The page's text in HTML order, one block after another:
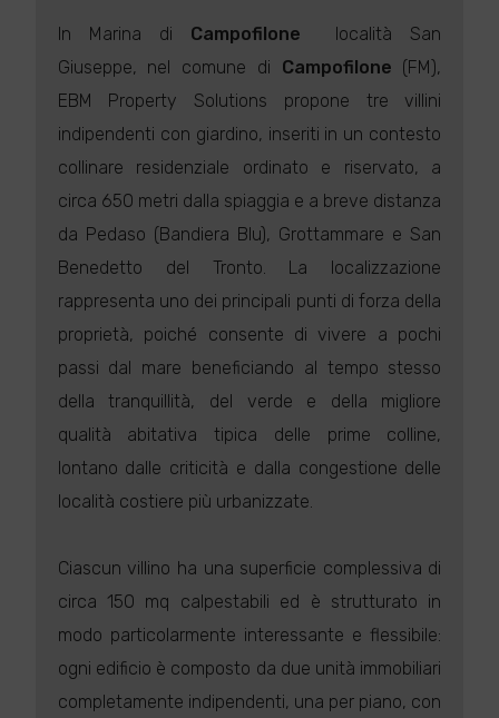
In Marina di Campofilone  località San
Giuseppe, nel comune di Campofilone (FM),
EBM Property Solutions propone tre villini
indipendenti con giardino, inseriti in un contesto
collinare residenziale ordinato e riservato, a
circa 650 metri dalla spiaggia e a breve distanza
da Pedaso (Bandiera Blu), Grottammare e San
Benedetto del Tronto. La localizzazione
rappresenta uno dei principali punti di forza della
proprietà, poiché consente di vivere a pochi
passi dal mare beneficiando al tempo stesso
della tranquillità, del verde e della migliore
qualità abitativa tipica delle prime colline,
lontano dalle criticità e dalla congestione delle
località costiere più urbanizzate.
Ciascun villino ha una superficie complessiva di
circa 150 mq calpestabili ed è strutturato in
modo particolarmente interessante e flessibile:
ogni edificio è composto da due unità immobiliari
completamente indipendenti, una per piano, con